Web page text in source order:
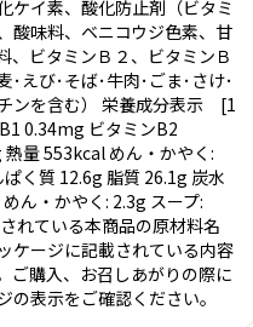
ケイ素、酸化防止剤（ビタミ
酸味料、ベニコウジ色素、甘
、ビタミンＢ２、ビタミンＢ
･えび･そば･牛肉･ごま･さけ･
ンを含む） 栄養成分表示 [1
0.34mg ビタミンB2
量 553kcal めん・かやく:
く質 12.6g 脂質 26.1g 炭水
ん・かやく: 2.3g スープ:
れている本商品の原材料名
ケージに記載されている内容
ご購入、お召しあがりの際に
の表示をご確認ください。